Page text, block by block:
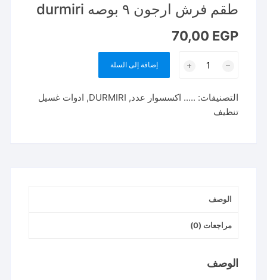
طقم فرش ارجون ٩ بوصه durmiri
70,00 EGP
ارجون
٩
إضافة إلى السلة
التصنيفات: ..... اكسسوار عدد,
DURMIRI
, ادوات غسيل
تنظيف
الوصف
مراجعات (0)
الوصف